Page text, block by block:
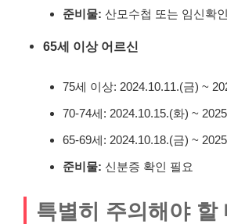
준비물: 산모수첩 또는 임신확
65세 이상 어르신
75세 이상: 2024.10.11.(금) ~
70-74세: 2024.10.15.(화) ~
65-69세: 2024.10.18.(금) ~
준비물: 신분증 확인 필요
특별히 주의해야 할